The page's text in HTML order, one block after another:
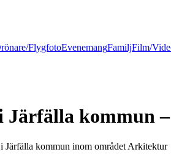
FlygfotoEvenemangFamiljFilm/
Järfälla kommun
Järfälla kommun inom området Arkitektur